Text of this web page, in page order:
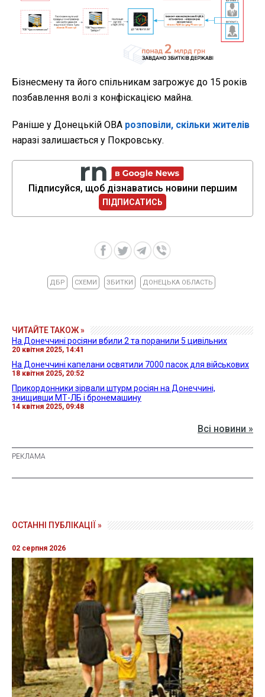
Бізнесмену та його спільникам загрожує до 15 років
позбавлення волі з конфіскацією майна.
Раніше у Донецькій ОВА розповіли, скільки жителів
наразі залишається у Покровську.
Підписуйся, щоб дізнаватись новини першим
ПІДПИСАТИСЬ
ДБР СХЕМИ ЗБИТКИ ДОНЕЦЬКА ОБЛАСТЬ
ЧИТАЙТЕ ТАКОЖ »
На Донеччині росіяни вбили 2 та поранили 5 цивільних
20 квітня 2025, 14:41
На Донеччині капелани освятили 7000 пасок для військових
18 квітня 2025, 20:52
Прикордонники зірвали штурм росіян на Донеччині,
знищивши МТ-ЛБ і бронемашину
14 квітня 2025, 09:48
Всі новини »
ОСТАННІ ПУБЛІКАЦІЇ »
02 серпня 2026